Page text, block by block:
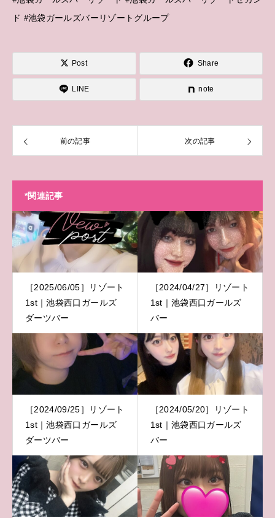
ド #池袋ガールズバーリゾートグループ
Post Share
LINE note
前の記事 次の記事
*関連記事
［2025/06/05］リゾート
1st｜池袋西口ガールズ
ダーツバー
［2024/04/27］リゾート
1st｜池袋西口ガールズ
バー
［2024/09/25］リゾート
1st｜池袋西口ガールズ
ダーツバー
［2024/05/20］リゾート
1st｜池袋西口ガールズ
バー